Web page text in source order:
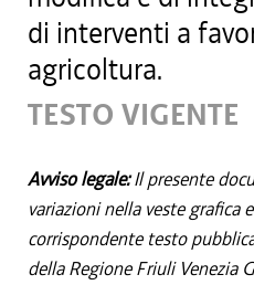
di interventi a
agricoltura.
TESTO VIGENTE
Avviso legale:Il presente
variazioni nella veste grafica
corrispondente testo
della Regione Friuli Venezia